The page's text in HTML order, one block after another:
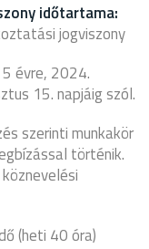
időtartama:
jogviszony
évre, 2024.
15. napjáig szól.
szerinti munkakör
történik.
(heti 40 óra)